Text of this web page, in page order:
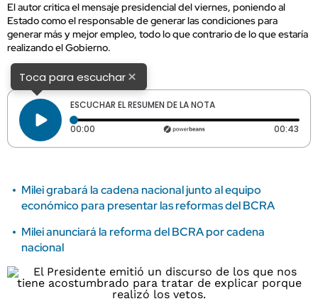
El autor critica el mensaje presidencial del viernes, poniendo al
Estado como el responsable de generar las condiciones para
generar más y mejor empleo, todo lo que contrario de lo que estaría
realizando el Gobierno.
Toca para escuchar×
ESCUCHAR EL RESUMEN DE LA NOTA
00:00 Tiempo transcurrido: 0 segundos 00:43
Milei grabará la cadena nacional junto al equipo
económico para presentar las reformas del BCRA
Milei anunciará la reforma del BCRA por cadena
nacional